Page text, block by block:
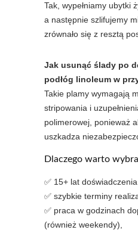
Tak, wypełniamy ubytki
a następnie szlifujemy
zrównało się z resztą
Jak usunąć ślady po
podłóg linoleum w
Takie plamy wymagają
stripowania i
polimerowej, ponieważ
uszkadza
Dlaczego warto
✅ 15+ lat
✅ szybkie terminy
✅ praca w godzinach
(również weekendy),